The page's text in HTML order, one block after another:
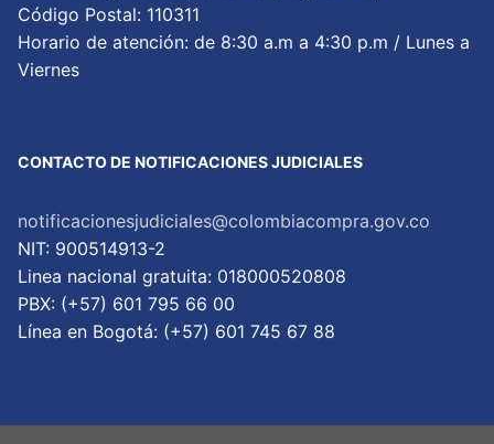
Código Postal: 110311
Horario de atención: de 8:30 a.m a 4:30 p.m / Lunes a
Viernes
CONTACTO DE NOTIFICACIONES JUDICIALES
notificacionesjudiciales@colombiacompra.gov.co
NIT: 900514913-2
Linea nacional gratuita: 018000520808
PBX: (+57) 601 795 66 00
Lí­nea en Bogotá: (+57) 601 745 67 88